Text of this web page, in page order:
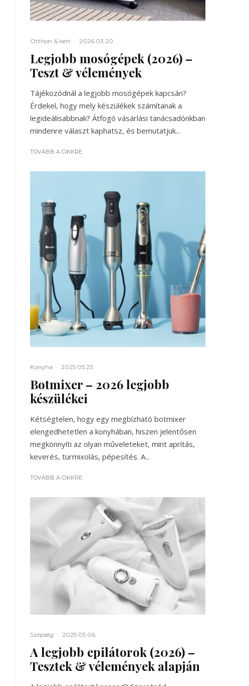
Otthon & kert · 2026.03.20.
Legjobb mosógépek (2026) –
Teszt & vélemények
Tájékozódnál a legjobb mosógépek kapcsán?
Érdekel, hogy mely készülékek számítanak a
legideálisabbnak? Átfogó vásárlási tanácsadónkban
mindenre választ kaphatsz, és bemutatjuk...
TOVÁBB A CIKKRE
Konyha · 2025.05.23.
Botmixer – 2026 legjobb
készülékei
Kétségtelen, hogy egy megbízható botmixer
elengedhetetlen a konyhában, hiszen jelentősen
megkönnyíti az olyan műveleteket, mint aprítás,
keverés, turmixolás, pépesítés. A...
TOVÁBB A CIKKRE
Szépség · 2025.05.06.
A legjobb epilátorok (2026) –
Tesztek & vélemények alapján